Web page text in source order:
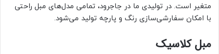
متغیر است. در تولیدی ما در جاجرود، تمامی مدل‌های مبل راحتی
با امکان سفارشی‌سازی رنگ و پارچه تولید می‌شود.
مبل کلاسیک